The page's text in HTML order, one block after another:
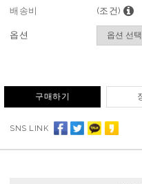
배송비 (조건)
옵션
구매하기
SNS LINK